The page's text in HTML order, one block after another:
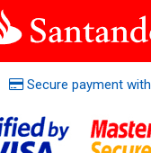
Secure payment with